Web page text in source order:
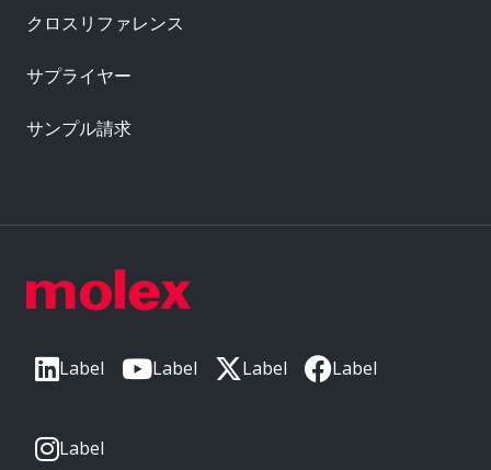
Label Label Label Label
Label
クロスリファレンス
サプライヤー
サンプル請求